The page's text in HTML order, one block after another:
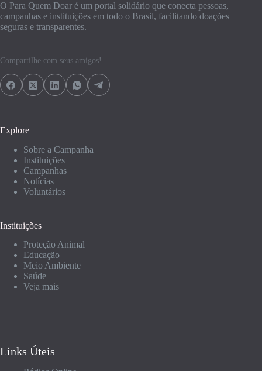
O Para Quem Doar é um portal solidário que conecta pessoas,
campanhas e instituições em todo o Brasil, facilitando doações
seguras e transparentes.
Compartilhe com seus amigos!
Explore
Sobre a Campanha
Instituições
Campanhas
Notícias
Voluntários
Instituições
Proteção Animal
Educação
Meio Ambiente
Saúde
Veja mais
Links Úteis